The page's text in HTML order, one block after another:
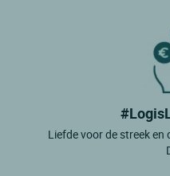
Liefde voor de streek